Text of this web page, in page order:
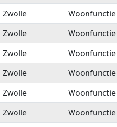
Zwolle Woonfunctie
Zwolle Woonfunctie
Zwolle Woonfunctie
Zwolle Woonfunctie
Zwolle Woonfunctie
Zwolle Woonfunctie